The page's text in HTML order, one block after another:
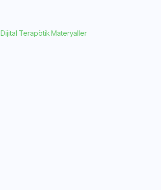
Dijital Terapötik Materyaller